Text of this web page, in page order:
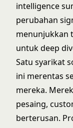
intelligence
perubahan
menunjukkan
untuk deep
Satu syarikat
ini merentas
mereka.
pesaing,
berterusan.